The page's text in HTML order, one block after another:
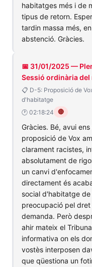
habitatges més i de
tipus de retorn.
tardin massa més,
abstenció. Gràcies.
📅 31/01/2025 —
Sessió ordinària del
📋 D-5: Proposició de
d'habitatge
🕐 02:18:24 🔴
Gràcies. Bé, avui
proposició de Vox
clarament racistes,
absolutament de
un canvi
directament és
social d'habitatge de
preocupació pel
demanda. Però
ahir mateix el
informativa on els
vostès interposen
que qüestiona un